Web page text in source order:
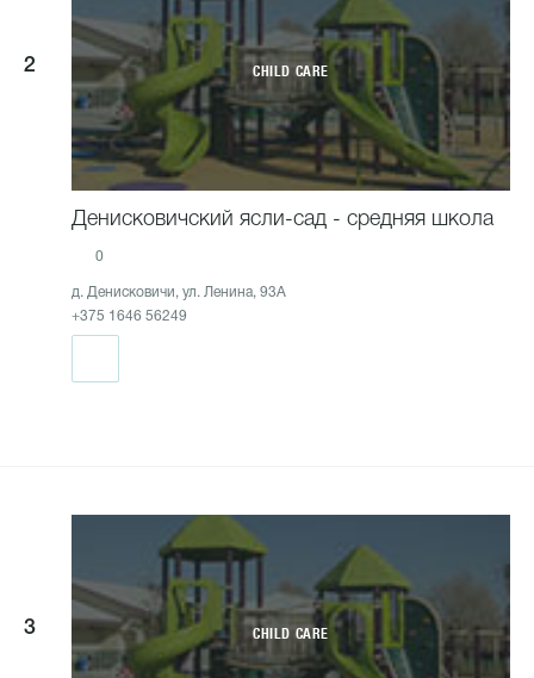
2 CHILD CARE
Денисковичский ясли-сад - средняя школа
0
д. Денисковичи, ул. Ленина, 93А
+375 1646 56249
3 CHILD CARE